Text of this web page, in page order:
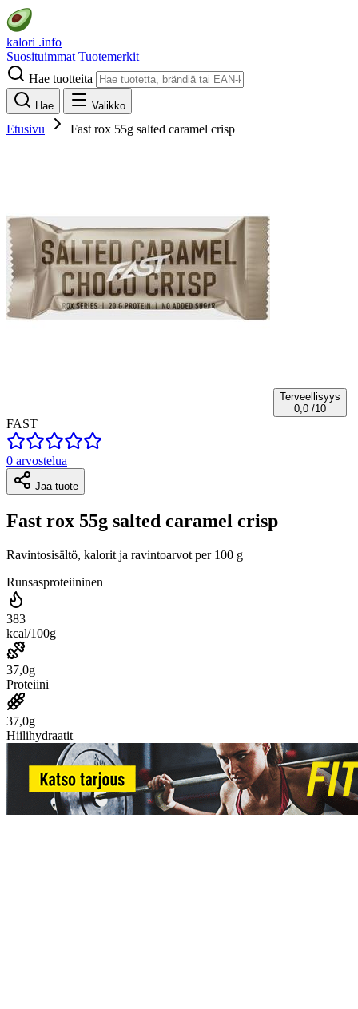
kalori .info
Suosituimmat Tuotemerkit
Hae tuotteita
Hae Valikko
Etusivu Fast rox 55g salted caramel crisp
Terveellisyys
0,0 /10
FAST
0 arvostelua
Jaa tuote
Fast rox 55g salted caramel crisp
Ravintosisältö, kalorit ja ravintoarvot per 100 g
Runsasproteiininen
383
kcal/100g
37,0g
Proteiini
37,0g
Hiilihydraatit